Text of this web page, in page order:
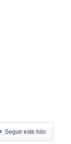
Seguir este hilo